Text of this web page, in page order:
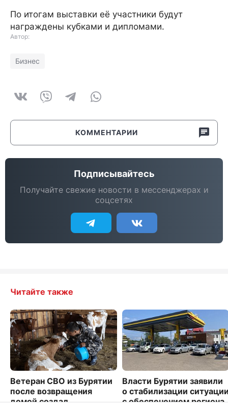
По итогам выставки её участники будут
награждены кубками и дипломами.
Автор:
Бизнес
КОММЕНТАРИИ
Подписывайтесь
Получайте свежие новости в мессенджерах и
соцсетях
Читайте также
Ветеран СВО из Бурятии
после возвращения
домой создал
Власти Бурятии заявили
о стабилизации
с обеспечением региона